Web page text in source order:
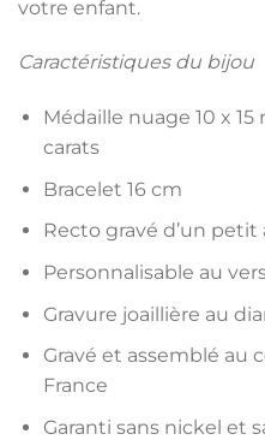
votre enfant.
Caractéristiques du bijou
Médaille nuage 10 x
carats
Bracelet 16 cm
Recto gravé d’un
Personnalisable au
Gravure joaillière au
Gravé et assemblé au
France
Garanti sans nickel et